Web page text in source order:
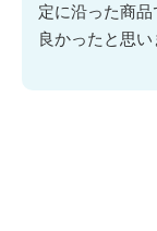
定に沿った商
良かったと思い